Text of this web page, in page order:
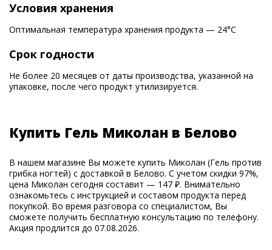
Условия хранения
Оптимальная температура хранения продукта — 24°С
Срок годности
Не более 20 месяцев от даты производства, указанной на
упаковке, после чего продукт утилизируется.
Купить Гель Миколан в Белово
В нашем магазине Вы можете купить Миколан (Гель против
грибка ногтей) с доставкой в Белово. С учетом скидки 97%,
цена Миколан сегодня составит — 147 ₽. Внимательно
ознакомьтесь с инструкцией и составом продукта перед
покупкой. Во время разговора со специалистом, Вы
сможете получить бесплатную консультацию по телефону.
Акция продлится до 07.08.2026.